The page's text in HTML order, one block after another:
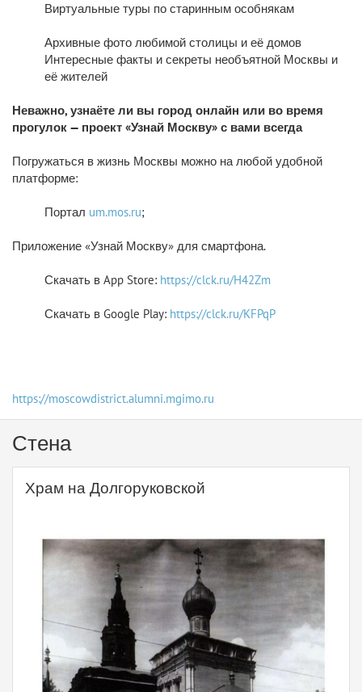
Виртуальные туры по старинным особнякам
Архивные фото любимой столицы и её домов
Интересные факты и секреты необъятной Москвы и
её жителей
Неважно, узнаёте ли вы город онлайн или во время
прогулок — проект «Узнай Москву» с вами всегда
Погружаться в жизнь Москвы можно на любой удобной
платформе:
Портал um.mos.ru;
Приложение «Узнай Москву» для смартфона.
Скачать в App Store: https://clck.ru/H42Zm
Скачать в Google Play: https://clck.ru/KFPqP
https://moscowdistrict.alumni.mgimo.ru
Стена
Храм на Долгоруковской